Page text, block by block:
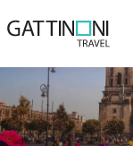
Città del